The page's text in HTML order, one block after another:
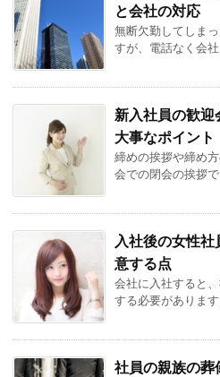
と会社の対応
無断欠勤してしま
すが、電話なく会
新入社員の歓
大事なポイント
締めの挨拶や締め
会での閉会の挨拶
入社後の女性
意する点
会社に入社すると
する必要がありま
社員の親族の葬